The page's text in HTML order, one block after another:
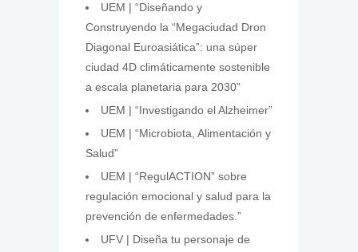
UEM | “Diseñando y
Construyendo la “Megaciudad Dron
Diagonal Euroasiática”: una súper
ciudad 4D climáticamente sostenible
a escala planetaria para 2030”
UEM | “Investigando el Alzheimer”
UEM | “Microbiota, Alimentación y
Salud”
UEM | “RegulACTION” sobre
regulación emocional y salud para la
prevención de enfermedades.”
UFV | Diseña tu personaje de